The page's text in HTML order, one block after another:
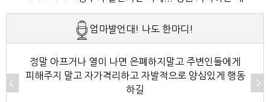
부터 중부지방은 더위가 좀 주춤한다 일기예보서 그러
긴하데요. 좀만 참으면 되겠지요. 에어컨 없는집 어찌사
나 몰라요. 서울 봉천동 아파트엔 전기나가고 물도안나
오고 난리도 아니더만요. 아파트는 그래서 저는 싫어요.
불어 이 열기를 식혀주먼 좋겠어요 살다가 태풍기다리
기는 처음이네요
보통 술많이 드시는분이 오는 질병인데 저의 아버지가
술고래였거든요
엄마발언대! 나도 한마디!
정말 아프거나 열이 나면 은폐하지말고 주변인들에게
피해주지 말고 자가격리하고 자발적으로 양심있게 행동
하길